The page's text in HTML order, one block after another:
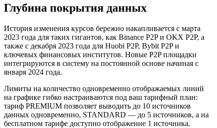
Глубина покрытия данных
История изменения курсов бережно накапливается с марта
2023 года для таких гигантов, как Binance P2P и OKX P2P, а
также с декабря 2023 года для Huobi P2P, Bybit P2P и
ключевых финансовых институтов. Новые P2P площадки
интегрируются в систему на постоянной основе начиная с
января 2024 года.
Лимиты на количество одновременно отображаемых линий
на графике гибко настраиваются под ваш тарифный план:
тариф PREMIUM позволяет выводить до 10 источников
данных одновременно, STANDARD — до 5 источников, а на
бесплатном тарифе доступно отображение 1 источника.